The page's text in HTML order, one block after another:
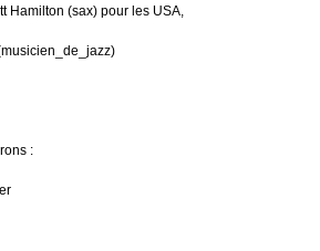
Hamilton (sax) pour les USA,
: